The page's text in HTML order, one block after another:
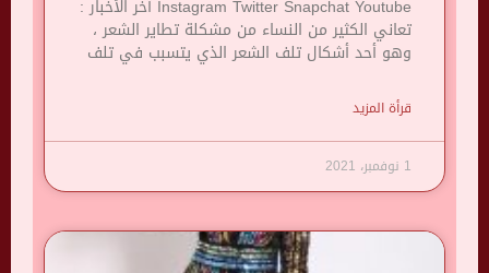
Instagram Twitter Snapchat Youtube آخر الأخبار :
تعاني الكثير من النساء من مشكلة تطاير الشعر ،
وهو أحد أشكال تلف الشعر الذي يتسبب في تلف
قرأة المزيد
1 نوفمبر، 2021